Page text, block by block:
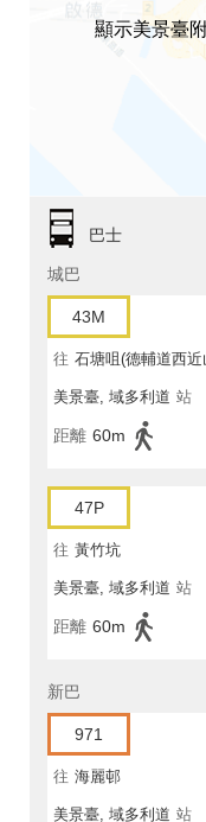
顯示美景臺
巴士
城巴
43M
往 石塘咀(德輔道西
美景臺, 域多利道 站
距離 60m
47P
往 黃竹坑
美景臺, 域多利道 站
距離 60m
新巴
971
往 海麗邨
美景臺, 域多利道 站